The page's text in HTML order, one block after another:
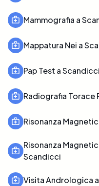
Mammografia a
Mappatura Nei a
Pap Test a Scandicci
Radiografia Torace
Risonanza
Risonanza
Scandicci
Visita Andrologica